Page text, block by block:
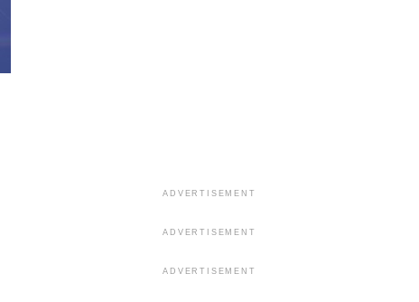
ADVERTISEMENT
ADVERTISEMENT
ADVERTISEMENT